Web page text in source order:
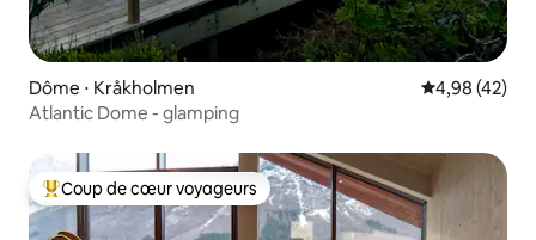
Dôme ⋅ Kråkholmen Évaluation
4,98 (42)
Atlantic Dome - glamping
Coups de cœur voyageurs les plus appréciés
Coup de cœur voyageurs